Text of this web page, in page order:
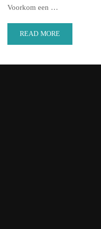
Voorkom een …
READ MORE